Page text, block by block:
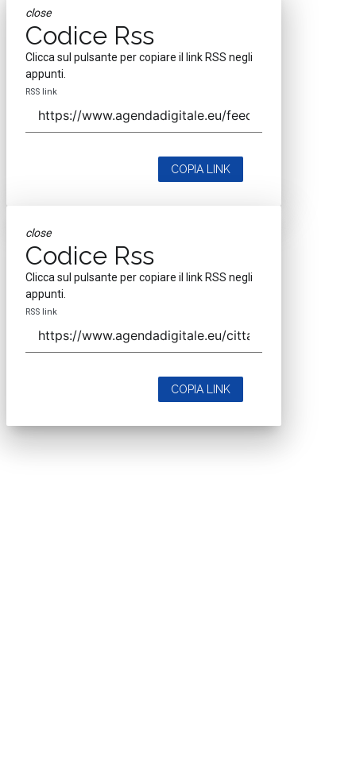
close
Codice Rss
Clicca sul pulsante per copiare il link RSS negli
appunti.
RSS link
COPIA LINK
close
Codice Rss
Clicca sul pulsante per copiare il link RSS negli
appunti.
RSS link
COPIA LINK